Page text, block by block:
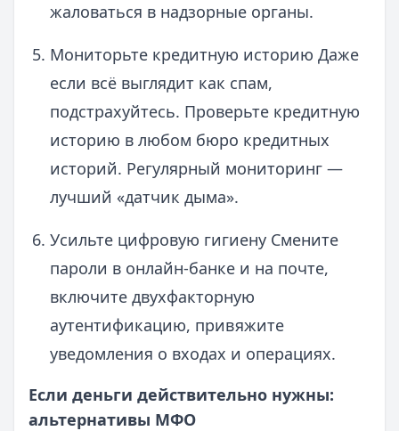
жаловаться в надзорные органы.
Мониторьте кредитную историю Даже
если всё выглядит как спам,
подстрахуйтесь. Проверьте кредитную
историю в любом бюро кредитных
историй. Регулярный мониторинг —
лучший «датчик дыма».
Усильте цифровую гигиену Смените
пароли в онлайн-банке и на почте,
включите двухфакторную
аутентификацию, привяжите
уведомления о входах и операциях.
Если деньги действительно нужны:
альтернативы МФО